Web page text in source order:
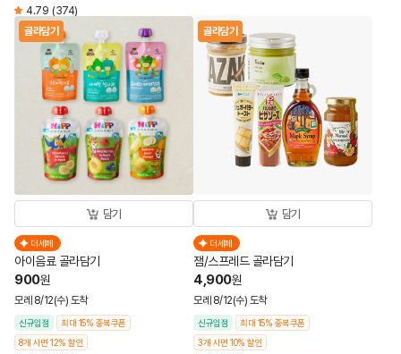
4.79 (374)
골라담기
담기
더세페
아이음료 골라담기
900원
모레 8/12(수) 도착
신규입점
최대 15% 중복쿠폰
8개 사면 12% 할인
골라담기
담기
더세페
잼/스프레드 골라담기
4,900원
모레 8/12(수) 도착
신규입점
최대 15% 중복쿠폰
3개 사면 10% 할인